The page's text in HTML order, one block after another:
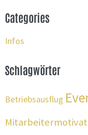
Categories
Infos
Schlagwörter
Betriebsausflug